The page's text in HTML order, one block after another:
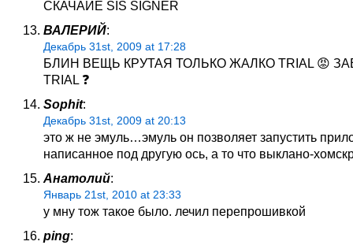
СКАЧАЙЕ SIS SIGNER
ВАЛЕРИЙ:
Декабрь 31st, 2009 at 17:28
БЛИН ВЕЩЬ КРУТАЯ ТОЛЬКО ЖАЛКО TRIAL 😡
TRIAL ❓
Sophit:
Декабрь 31st, 2009 at 20:13
это ж не эмуль…эмуль он позволяет запустить
написанное под другую ось, а то что выклано-
Анатолий:
Январь 21st, 2010 at 23:33
у мну тож такое было. лечил перепрошивкой
ping: